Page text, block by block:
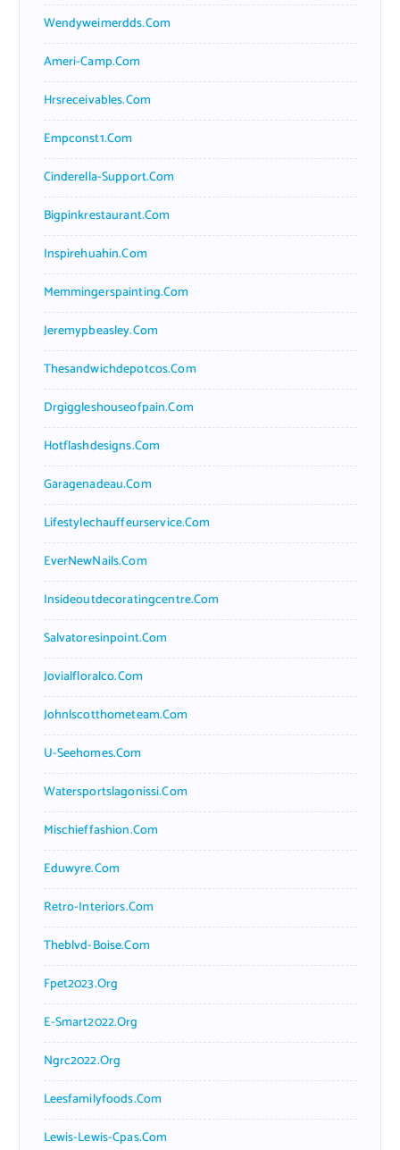
Wendyweimerdds.com
Ameri-Camp.com
Hrsreceivables.com
Empconst1.com
Cinderella-Support.com
Bigpinkrestaurant.com
Inspirehuahin.com
Memmingerspainting.com
Jeremypbeasley.com
Thesandwichdepotcos.com
Drgiggleshouseofpain.com
Hotflashdesigns.com
Garagenadeau.com
Lifestylechauffeurservice.com
EverNewNails.com
Insideoutdecoratingcentre.com
Salvatoresinpoint.com
Jovialfloralco.com
Johnlscotthometeam.com
U-Seehomes.com
Watersportslagonissi.com
Mischieffashion.com
Eduwyre.com
Retro-Interiors.com
Theblvd-Boise.com
Fpet2023.org
E-Smart2022.org
Ngrc2022.org
Leesfamilyfoods.com
Lewis-Lewis-Cpas.com